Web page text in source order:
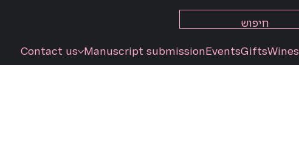
Wines
Gifts
Events
Manuscript submission
Contact us